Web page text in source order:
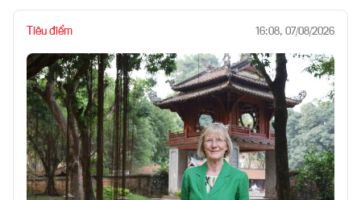
Tiêu điểm 16:08, 07/08/2026